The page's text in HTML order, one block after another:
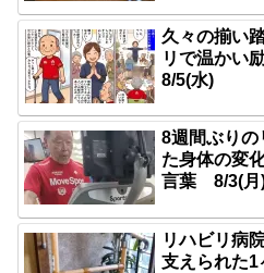
久々の揃い
リで温かい
8/5(水)
8週間ぶりの
た身体の変
言葉 8/3(月
リハビリ病
支えられた1